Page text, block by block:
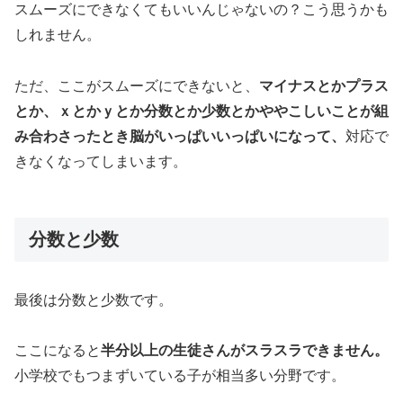
スムーズにできなくてもいいんじゃないの？こう思うかも
しれません。
ただ、ここがスムーズにできないと、 マイナスとかプラス
とか、ｘとかｙとか分数とか少数とかややこしいことが組
み合わさったとき脳がいっぱいいっぱいになって、 対応で
きなくなってしまいます。
分数と少数
最後は分数と少数です。
ここになると半分以上の生徒さんがスラスラできません。
小学校でもつまずいている子が相当多い分野です。